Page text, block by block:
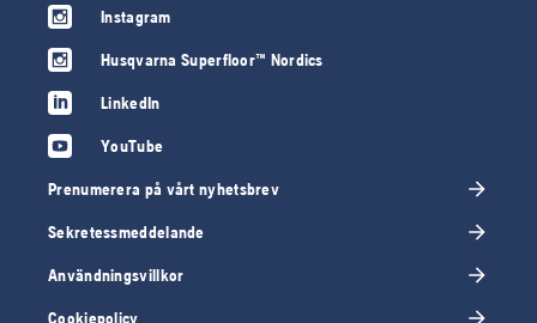
Instagram
Husqvarna Superfloor™ Nordics
LinkedIn
YouTube
Prenumerera på vårt nyhetsbrev
Sekretessmeddelande
Användningsvillkor
Cookiepolicy